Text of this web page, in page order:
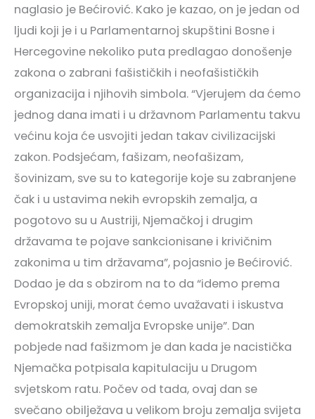
naglasio je Bećirović. Kako je kazao, on je jedan od
ljudi koji je i u Parlamentarnoj skupštini Bosne i
Hercegovine nekoliko puta predlagao donošenje
zakona o zabrani fašističkih i neofašističkih
organizacija i njihovih simbola. “Vjerujem da ćemo
jednog dana imati i u državnom Parlamentu takvu
većinu koja će usvojiti jedan takav civilizacijski
zakon. Podsjećam, fašizam, neofašizam,
šovinizam, sve su to kategorije koje su zabranjene
čak i u ustavima nekih evropskih zemalja, a
pogotovo su u Austriji, Njemačkoj i drugim
državama te pojave sankcionisane i krivičnim
zakonima u tim državama”, pojasnio je Bećirović.
Dodao je da s obzirom na to da “idemo prema
Evropskoj uniji, morat ćemo uvažavati i iskustva
demokratskih zemalja Evropske unije”. Dan
pobjede nad fašizmom je dan kada je nacistička
Njemačka potpisala kapitulaciju u Drugom
svjetskom ratu. Počev od tada, ovaj dan se
svečano obilježava u velikom broju zemalja svijeta